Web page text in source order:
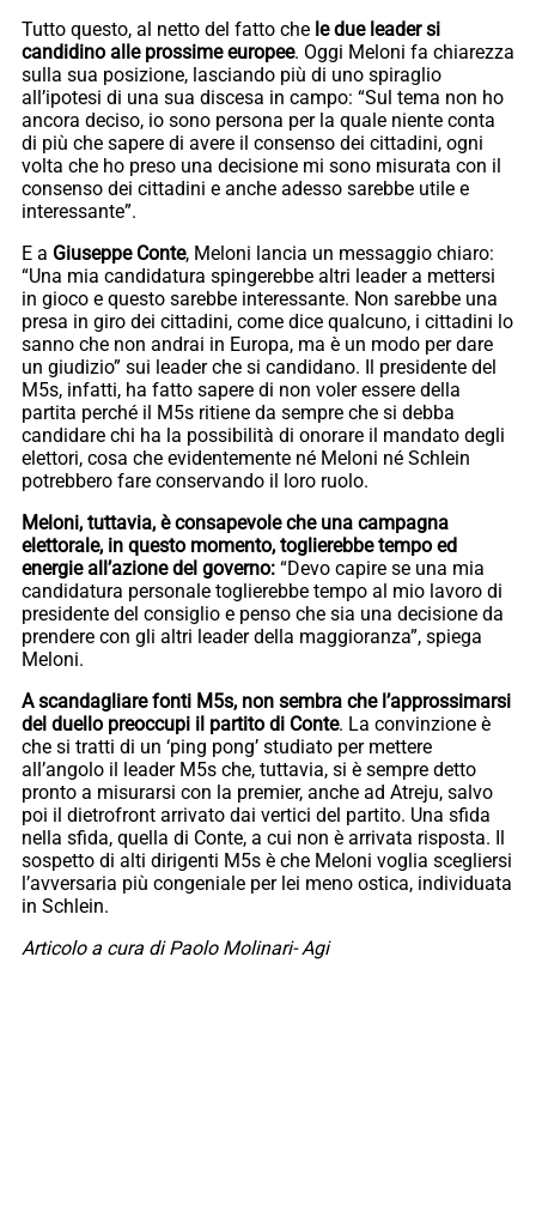
Tutto questo, al netto del fatto che le due leader si
candidino alle prossime europee. Oggi Meloni fa chiarezza
sulla sua posizione, lasciando più di uno spiraglio
all’ipotesi di una sua discesa in campo: “Sul tema non ho
ancora deciso, io sono persona per la quale niente conta
di più che sapere di avere il consenso dei cittadini, ogni
volta che ho preso una decisione mi sono misurata con il
consenso dei cittadini e anche adesso sarebbe utile e
interessante”.
E a Giuseppe Conte, Meloni lancia un messaggio chiaro:
“Una mia candidatura spingerebbe altri leader a mettersi
in gioco e questo sarebbe interessante. Non sarebbe una
presa in giro dei cittadini, come dice qualcuno, i cittadini lo
sanno che non andrai in Europa, ma è un modo per dare
un giudizio” sui leader che si candidano. Il presidente del
M5s, infatti, ha fatto sapere di non voler essere della
partita perché il M5s ritiene da sempre che si debba
candidare chi ha la possibilità di onorare il mandato degli
elettori, cosa che evidentemente né Meloni né Schlein
potrebbero fare conservando il loro ruolo.
Meloni, tuttavia, è consapevole che una campagna
elettorale, in questo momento, toglierebbe tempo ed
energie all’azione del governo: “Devo capire se una mia
candidatura personale toglierebbe tempo al mio lavoro di
presidente del consiglio e penso che sia una decisione da
prendere con gli altri leader della maggioranza”, spiega
Meloni.
A scandagliare fonti M5s, non sembra che l’approssimarsi
del duello preoccupi il partito di Conte. La convinzione è
che si tratti di un ‘ping pong’ studiato per mettere
all’angolo il leader M5s che, tuttavia, si è sempre detto
pronto a misurarsi con la premier, anche ad Atreju, salvo
poi il dietrofront arrivato dai vertici del partito. Una sfida
nella sfida, quella di Conte, a cui non è arrivata risposta. Il
sospetto di alti dirigenti M5s è che Meloni voglia scegliersi
l’avversaria più congeniale per lei meno ostica, individuata
in Schlein.
Articolo a cura di Paolo Molinari- Agi